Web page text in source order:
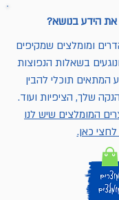
הידע בנושא?
ומומלצים שמקיפים
בשאלות הנפוצות
המתאים תוכלי להבין
שלך, הציפיות ועוד.
המומלצים שיש לנו
כאן.